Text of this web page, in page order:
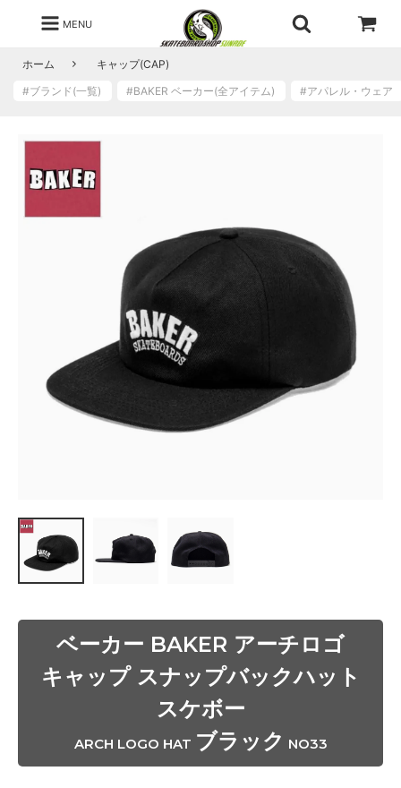
MENU
ホーム
キャップ(CAP)
#ブランド(一覧)
#BAKER ベーカー(全アイテム) #アパレル・ウェ
ベーカー BAKER アーチロゴ
キャップ スナップバックハット
スケボー
ARCH LOGO HAT ブラック NO33